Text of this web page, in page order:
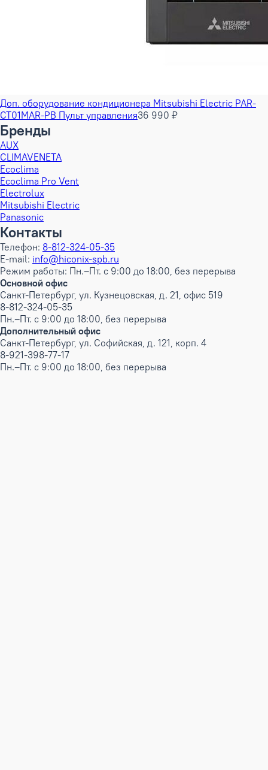
Доп. оборудование кондиционера Mitsubishi Electric PAR-
CT01MAR-PB Пульт управления36 990 ₽
Бренды
AUX
CLIMAVENETA
Ecoclima
Ecoclima Pro Vent
Electrolux
Mitsubishi Electric
Panasonic
Контакты
Телефон: 8-812-324-05-35
E-mail: info@hiconix-spb.ru
Режим работы: Пн.–Пт. с 9:00 до 18:00, без перерыва
Основной офис
Санкт-Петербург, ул. Кузнецовская, д. 21, офис 519
8-812-324-05-35
Пн.–Пт. с 9:00 до 18:00, без перерыва
Дополнительный офис
Санкт-Петербург, ул. Софийская, д. 121, корп. 4
8-921-398-77-17
Пн.–Пт. с 9:00 до 18:00, без перерыва